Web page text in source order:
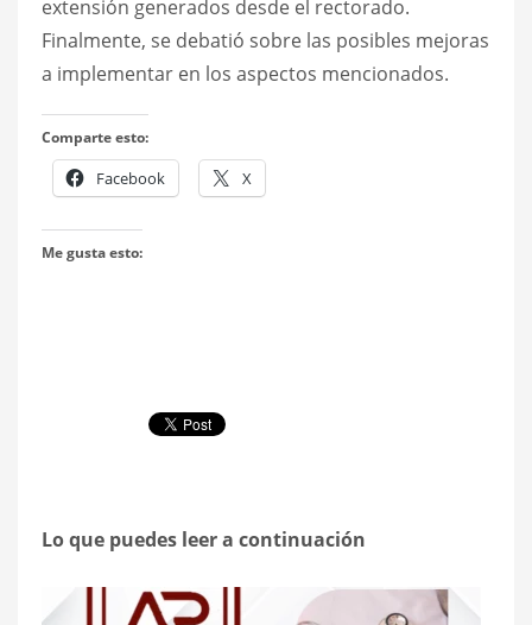
extensión generados desde el rectorado.
Finalmente, se debatió sobre las posibles mejoras
a implementar en los aspectos mencionados.
Comparte esto:
Facebook X
Me gusta esto:
Lo que puedes leer a continuación